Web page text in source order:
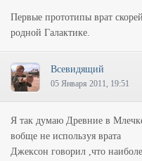
Первые прототипы врат
родной Галактике.
Всевидящий
05 Января 2011, 19:51
Я так думаю Древние в
вобще не используя врата
Джексон говорил ,что